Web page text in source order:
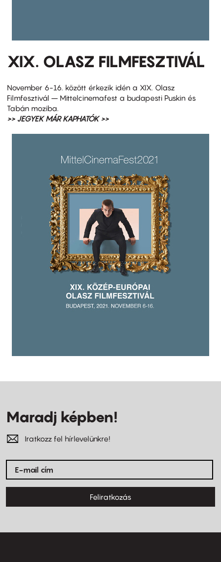
XIX. OLASZ FILMFESZTIVÁL
November 6-16. között érkezik idén a XIX. Olasz
Filmfesztivál – Mittelcinemafest a budapesti Puskin és
Tabán moziba.
>> JEGYEK MÁR KAPHATÓK >>
Maradj képben!
Iratkozz fel hírlevelünkre!
Feliratkozás